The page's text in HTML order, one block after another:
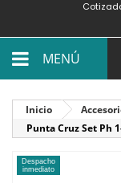
MENÚ
Inicio
Punta Cruz Set Ph
Despacho
inmediato